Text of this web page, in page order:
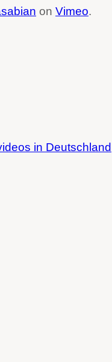
on Vimeo.
in Deutschland